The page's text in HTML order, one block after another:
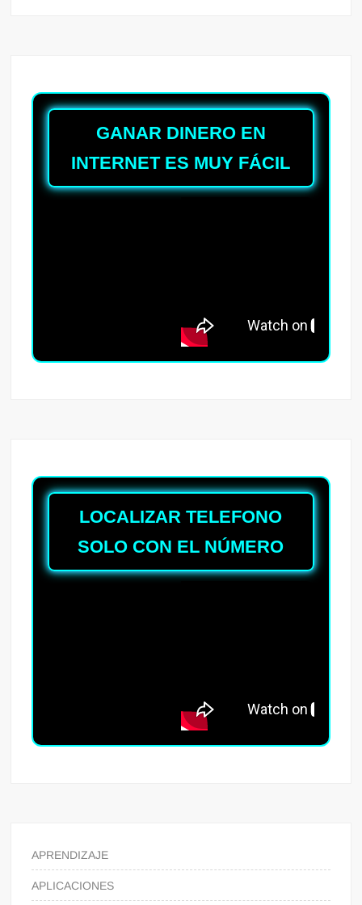
GANAR DINERO EN
INTERNET ES MUY FÁCIL
LOCALIZAR TELEFONO
SOLO CON EL NÚMERO
APRENDIZAJE
APLICACIONES